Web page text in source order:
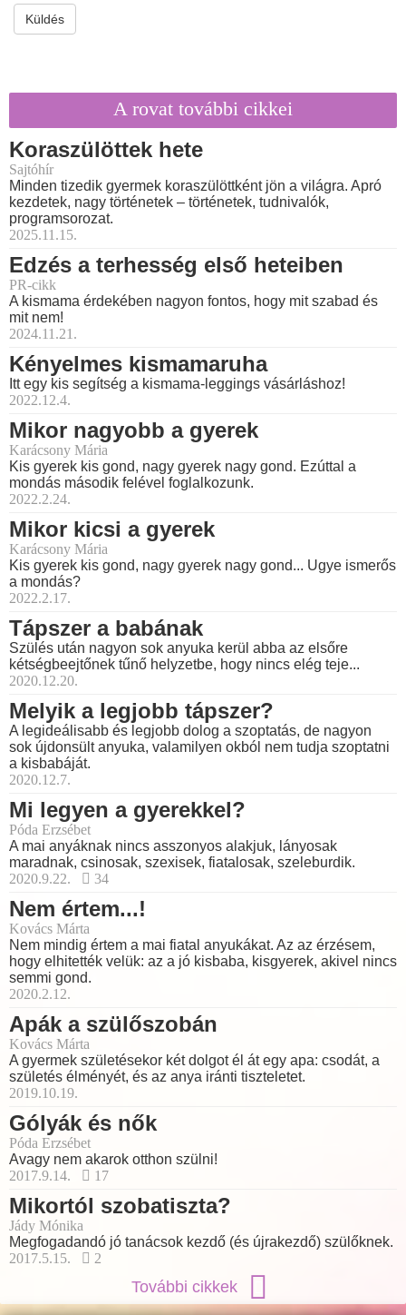
Küldés
A rovat további cikkei
Koraszülöttek hete
Sajtóhír
Minden tizedik gyermek koraszülöttként jön a világra. Apró
kezdetek, nagy történetek – történetek, tudnivalók,
programsorozat.
2025.11.15.
Edzés a terhesség első heteiben
PR-cikk
A kismama érdekében nagyon fontos, hogy mit szabad és
mit nem!
2024.11.21.
Kényelmes kismamaruha
Itt egy kis segítség a kismama-leggings vásárláshoz!
2022.12.4.
Mikor nagyobb a gyerek
Karácsony Mária
Kis gyerek kis gond, nagy gyerek nagy gond. Ezúttal a
mondás második felével foglalkozunk.
2022.2.24.
Mikor kicsi a gyerek
Karácsony Mária
Kis gyerek kis gond, nagy gyerek nagy gond... Ugye ismerős
a mondás?
2022.2.17.
Tápszer a babának
Szülés után nagyon sok anyuka kerül abba az elsőre
kétségbeejtőnek tűnő helyzetbe, hogy nincs elég teje...
2020.12.20.
Melyik a legjobb tápszer?
A legideálisabb és legjobb dolog a szoptatás, de nagyon
sok újdonsült anyuka, valamilyen okból nem tudja szoptatni
a kisbabáját.
2020.12.7.
Mi legyen a gyerekkel?
Póda Erzsébet
A mai anyáknak nincs asszonyos alakjuk, lányosak
maradnak, csinosak, szexisek, fiatalosak, szeleburdik.
2020.9.22.
34
Nem értem...!
Kovács Márta
Nem mindig értem a mai fiatal anyukákat. Az az érzésem,
hogy elhitették velük: az a jó kisbaba, kisgyerek, akivel nincs
semmi gond.
2020.2.12.
Apák a szülőszobán
Kovács Márta
A gyermek születésekor két dolgot él át egy apa: csodát, a
születés élményét, és az anya iránti tiszteletet.
2019.10.19.
Gólyák és nők
Póda Erzsébet
Avagy nem akarok otthon szülni!
2017.9.14.
17
Mikortól szobatiszta?
Jády Mónika
Megfogadandó jó tanácsok kezdő (és újrakezdő) szülőknek.
2017.5.15.
2
További cikkek